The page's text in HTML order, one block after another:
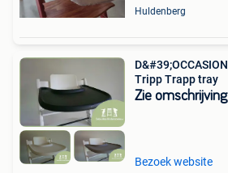
Huldenberg
Tripp Trapp tray
Zie omschrijving
Bezoek website